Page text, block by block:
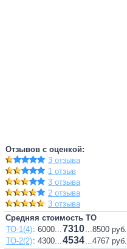
Отзывов с оценкой:
3 отзыва
1 отзыв
3 отзыва
2 отзыва
3 отзыва
Средняя стоимость ТО
ТО-1(4): 6000...7310...8500 руб.
ТО-2(2): 4300...4534...4767 руб.